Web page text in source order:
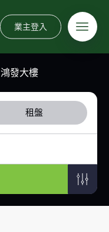
業主登入
鴻發大樓
租盤